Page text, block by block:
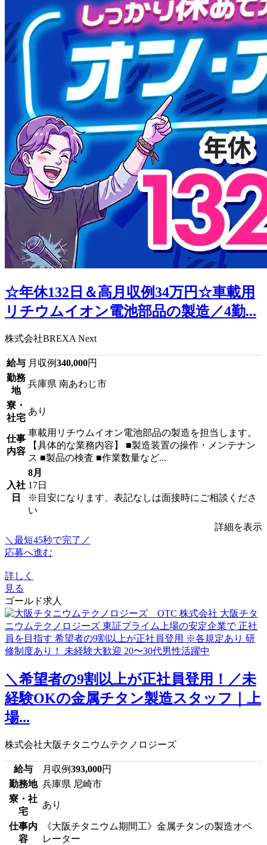
☆年休132日＆高月収例34万円☆車載用
リチウムイオン電池部品の製造／4勤...
株式会社BREXA Next
給与 月収例340,000円
勤務
地
兵庫県 南あわじ市
寮・
社宅
あり
仕事
内容
車載用リチウムイオン電池部品の製造を担当します。
【具体的な業務内容】 ■製造装置の操作・メンテナン
ス ■製品の検査 ■作業数量など...
入社
日
8月
17日
※目安になります、表記なしは面接時にご相談くださ
い
詳細を表示
＼最短45秒で完了／
応募へ進む
詳しく
見る
ゴールド求人
＼希望者の9割以上が正社員登用！／未
経験OKの金属チタン製造スタッフ｜上
場...
株式会社大阪チタニウムテクノロジーズ
給与 月収例393,000円
勤務地 兵庫県 尼崎市
寮・社
宅
あり
仕事内
容
《大阪チタニウム期間工》金属チタンの製造オペ
レーター